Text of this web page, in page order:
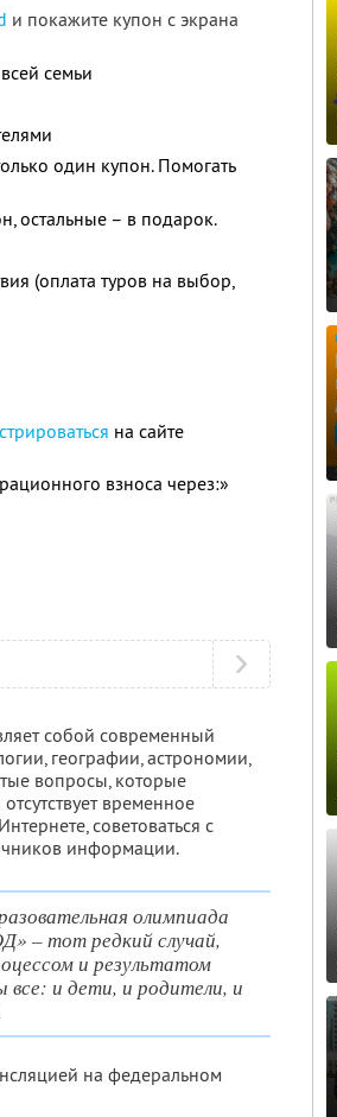
и покажите купон с экрана
семьи
один купон. Помогать
остальные – в подарок.
(оплата туров на выбор,
на сайте
взноса через:»
собой современный
географии, астрономии,
вопросы, которые
временное
советоваться с
информации.
олимпиада
– тот редкий случай,
и результатом
все: и дети, и родители, и
на федеральном